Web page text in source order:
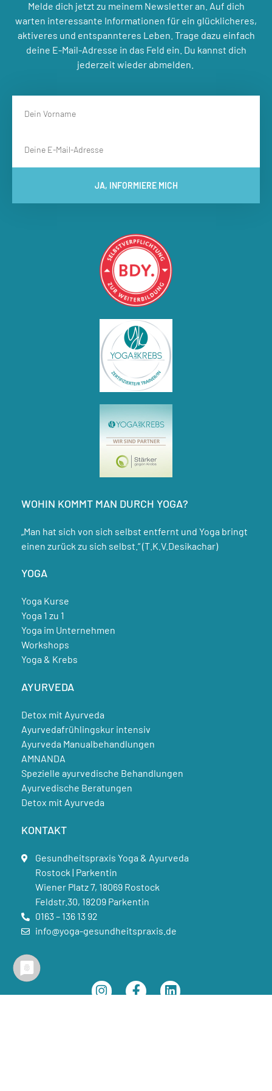
Melde dich jetzt zu meinem Newsletter an. Auf dich
warten interessante Informationen für ein glücklicheres,
aktiveres und entspannteres Leben. Trage dazu einfach
deine E-Mail-Adresse in das Feld ein. Du kannst dich
jederzeit wieder abmelden.
JA, INFORMIERE MICH
WOHIN KOMMT MAN DURCH YOGA?
„Man hat sich von sich selbst entfernt und Yoga bringt
einen zurück zu sich selbst.“ (T.K.V.Desikachar)
YOGA
Yoga Kurse
Yoga 1 zu 1
Yoga im Unternehmen
Workshops
Yoga & Krebs
AYURVEDA
Detox mit Ayurveda
Ayurvedafrühlingskur intensiv
Ayurveda Manualbehandlungen
AMNANDA
Spezielle ayurvedische Behandlungen
Ayurvedische Beratungen
Detox mit Ayurveda
KONTAKT
Gesundheitspraxis Yoga & Ayurveda
Rostock | Parkentin
Wiener Platz 7, 18069 Rostock
Feldstr.30, 18209 Parkentin
0163 – 136 13 92
info@yoga-gesundheitspraxis.de